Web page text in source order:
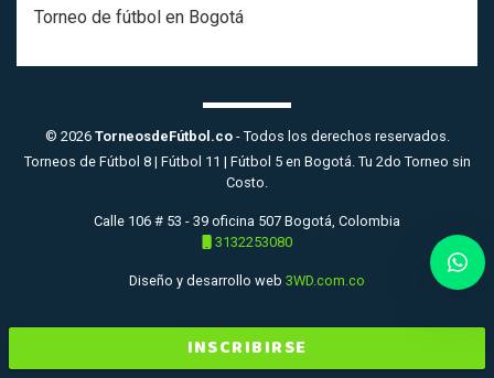
Torneo de fútbol en Bogotá
INSCRIBIRSE
© 2026 TorneosdeFútbol.co- Todos los derechos reservados.
Torneos de Fútbol 8 | Fútbol 11 | Fútbol 5 en Bogotá. Tu 2do Torneo sin
Costo.
Calle 106 # 53 - 39 oficina 507 Bogotá, Colombia
3132253080
Diseño y desarrollo web 3WD.com.co